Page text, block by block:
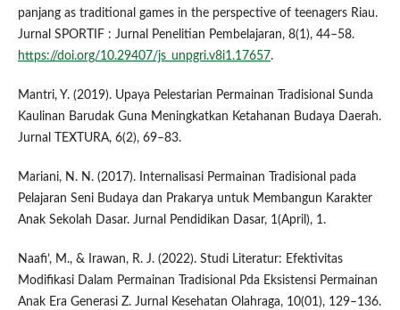
panjang as traditional games in the perspective of teenagers Riau.
Jurnal SPORTIF : Jurnal Penelitian Pembelajaran, 8(1), 44–58.
https://doi.org/10.29407/js_unpgri.v8i1.17657.
Mantri, Y. (2019). Upaya Pelestarian Permainan Tradisional Sunda
Kaulinan Barudak Guna Meningkatkan Ketahanan Budaya Daerah.
Jurnal TEXTURA, 6(2), 69–83.
Mariani, N. N. (2017). Internalisasi Permainan Tradisional pada
Pelajaran Seni Budaya dan Prakarya untuk Membangun Karakter
Anak Sekolah Dasar. Jurnal Pendidikan Dasar, 1(April), 1.
Naafi’, M., & Irawan, R. J. (2022). Studi Literatur: Efektivitas
Modifikasi Dalam Permainan Tradisional Pda Eksistensi Permainan
Anak Era Generasi Z. Jurnal Kesehatan Olahraga, 10(01), 129–136.